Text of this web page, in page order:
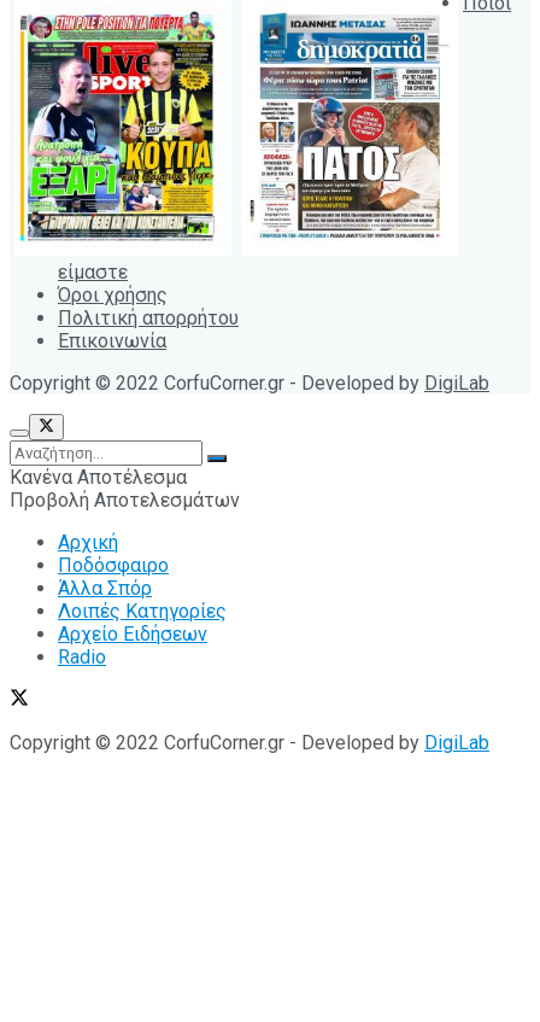
είμαστε
Όροι χρήσης
Πολιτική απορρήτου
Επικοινωνία
Copyright © 2022 CorfuCorner.gr - Developed by DigiLab
Κανένα Αποτέλεσμα
Προβολή Αποτελεσμάτων
Αρχική
Ποδόσφαιρο
Άλλα Σπόρ
Λοιπές Κατηγορίες
Αρχείο Ειδήσεων
Radio
Copyright © 2022 CorfuCorner.gr - Developed by DigiLab